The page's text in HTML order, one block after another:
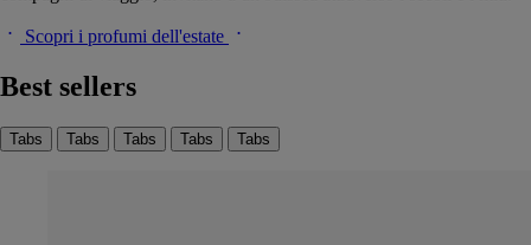
Scopri i profumi dell'estate
Best sellers
Tabs Tabs Tabs Tabs Tabs